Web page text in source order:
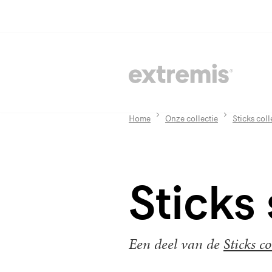
Home Onze collectie Sticks
Sticks
Een deel van de Sticks